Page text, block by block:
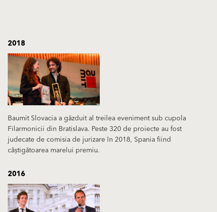
2018
Baumit Slovacia a găzduit al treilea eveniment sub cupola
Filarmonicii din Bratislava. Peste 320 de proiecte au fost
judecate de comisia de jurizare în 2018, Spania fiind
câștigătoarea marelui premiu.
2016